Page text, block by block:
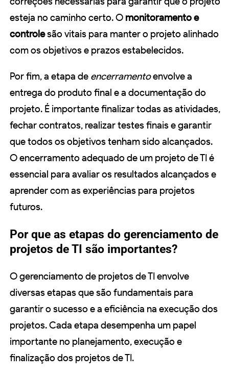
esteja no caminho certo. O monitoramento e
controlesão vitais para manter o projeto alinhado
com os objetivos e prazos estabelecidos.
Por fim, a etapa de encerramentoenvolve a
entrega do produto final e a documentação do
projeto. É importante finalizar todas as atividades,
fechar contratos, realizar testes finais e garantir
que todos os objetivos tenham sido alcançados.
O encerramento adequado de um projeto de TI é
essencial para avaliar os resultados alcançados e
aprender com as experiências para projetos
futuros.
Por que as etapas do gerenciamento de
projetos de TI são importantes?
O gerenciamento de projetos de TI envolve
diversas etapas que são fundamentais para
garantir o sucesso e a eficiência na execução dos
projetos. Cada etapa desempenha um papel
importante no planejamento, execução e
finalização dos projetos de TI.